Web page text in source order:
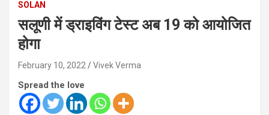
SOLAN
सलूणी में ड्राइविंग टेस्ट अब 19 को आयोजित
होगा
February 10, 2022 Vivek Verma
Spread the love